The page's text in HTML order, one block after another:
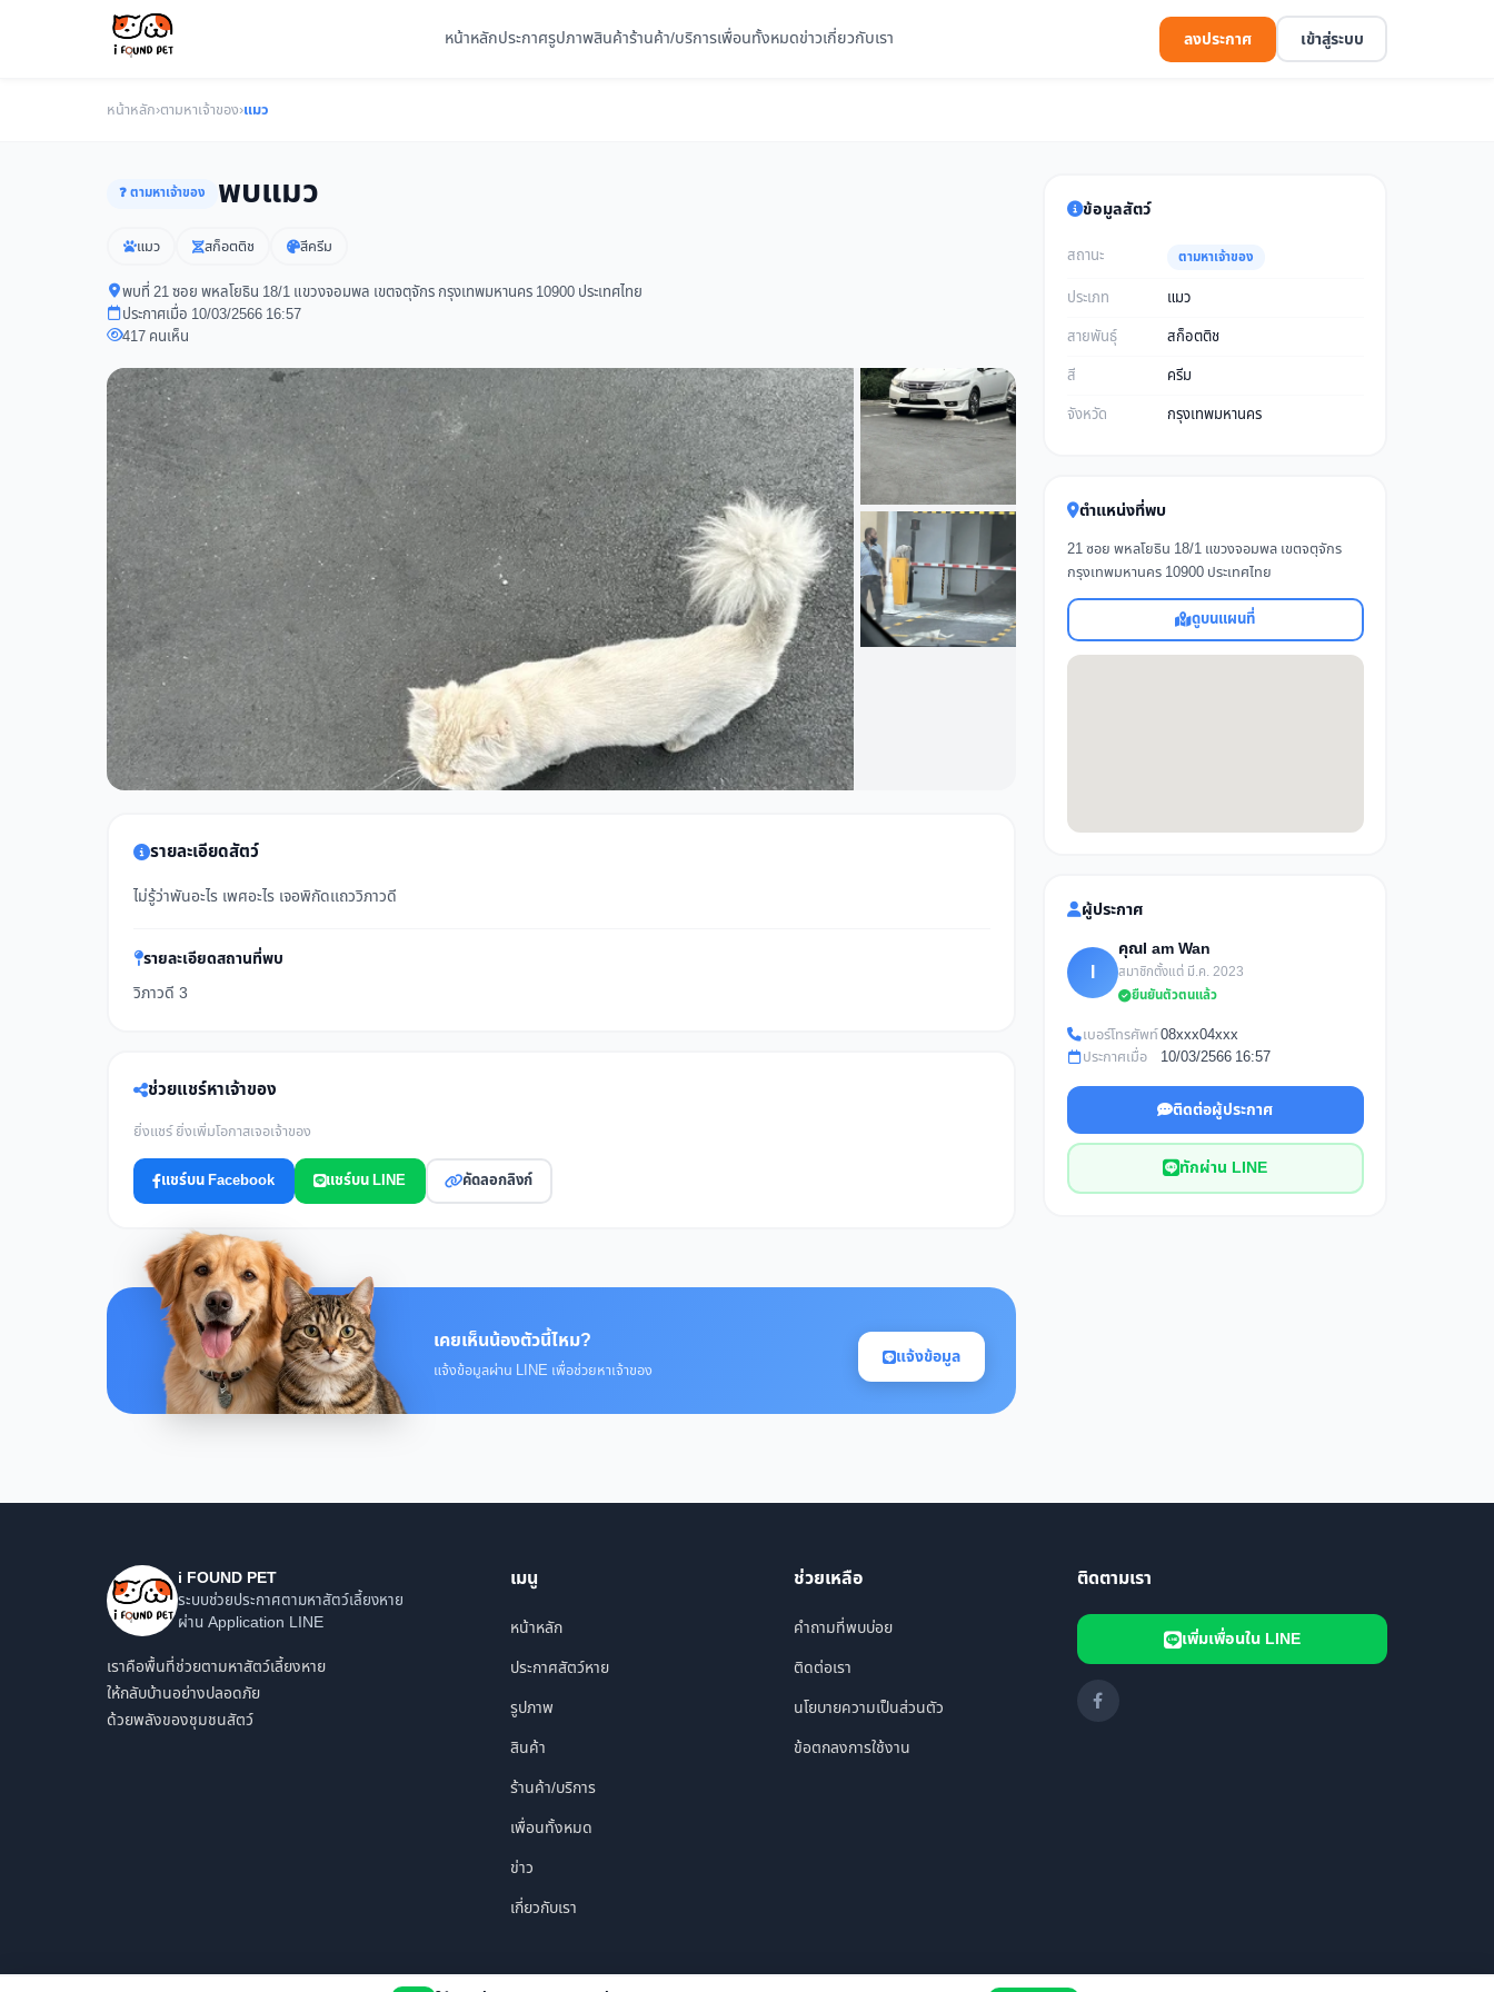
หน้าหลักประกาศรูปภาพสินค้าร้านค้า/บริการเพื่อนทั้งหมดข่าวเกี่ยวกับเรา ลงประกาศ เข้าสู่ระบบ
หน้าหลัก›ตามหาเจ้าของ›แมว
❓ ตามหาเจ้าของ พบแมว
แมว สก็อตติช สีครีม
พบที่ 21 ซอย พหลโยธิน 18/1 แขวงจอมพล เขตจตุจักร กรุงเทพมหานคร 10900 ประเทศไทย
ประกาศเมื่อ 10/03/2566 16:57
417 คนเห็น
รายละเอียดสัตว์
ไม่รู้ว่าพันอะไร เพศอะไร เจอพิกัดเเถววิภาวดี
รายละเอียดสถานที่พบ
วิภาวดี 3
ช่วยแชร์หาเจ้าของ
ยิ่งแชร์ ยิ่งเพิ่มโอกาสเจอเจ้าของ
แชร์บน Facebook แชร์บน LINE คัดลอกลิงก์
เคยเห็นน้องตัวนี้ไหม?
แจ้งข้อมูลผ่าน LINE เพื่อช่วยหาเจ้าของ
แจ้งข้อมูล
ข้อมูลสัตว์
สถานะ ตามหาเจ้าของ
ประเภท
แมว
สายพันธุ์
สก็อตติช
สี
ครีม
จังหวัด
กรุงเทพมหานคร
ตำแหน่งที่พบ
21 ซอย พหลโยธิน 18/1 แขวงจอมพล เขตจตุจักร
กรุงเทพมหานคร 10900 ประเทศไทย
ดูบนแผนที่
ผู้ประกาศ
I
คุณI am Wan
สมาชิกตั้งแต่ มี.ค. 2023
ยืนยันตัวตนแล้ว
เบอร์โทรศัพท์08xxx04xxx
ประกาศเมื่อ
10/03/2566 16:57
ติดต่อผู้ประกาศ
ทักผ่าน LINE
i FOUND PET
ระบบช่วยประกาศตามหาสัตว์เลี้ยงหาย
ผ่าน Application LINE
เราคือพื้นที่ช่วยตามหาสัตว์เลี้ยงหาย
ให้กลับบ้านอย่างปลอดภัย
ด้วยพลังของชุมชนสัตว์
เมนู
หน้าหลัก
ประกาศสัตว์หาย
รูปภาพ
สินค้า
ร้านค้า/บริการ
เพื่อนทั้งหมด
ข่าว
เกี่ยวกับเรา
ช่วยเหลือ
คำถามที่พบบ่อย
ติดต่อเรา
นโยบายความเป็นส่วนตัว
ข้อตกลงการใช้งาน
ติดตามเรา
เพิ่มเพื่อนใน LINE